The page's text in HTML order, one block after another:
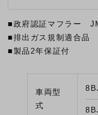
■政府認証マフラー
■排出ガス規制適合品
■製品2年保証付
車両型
式